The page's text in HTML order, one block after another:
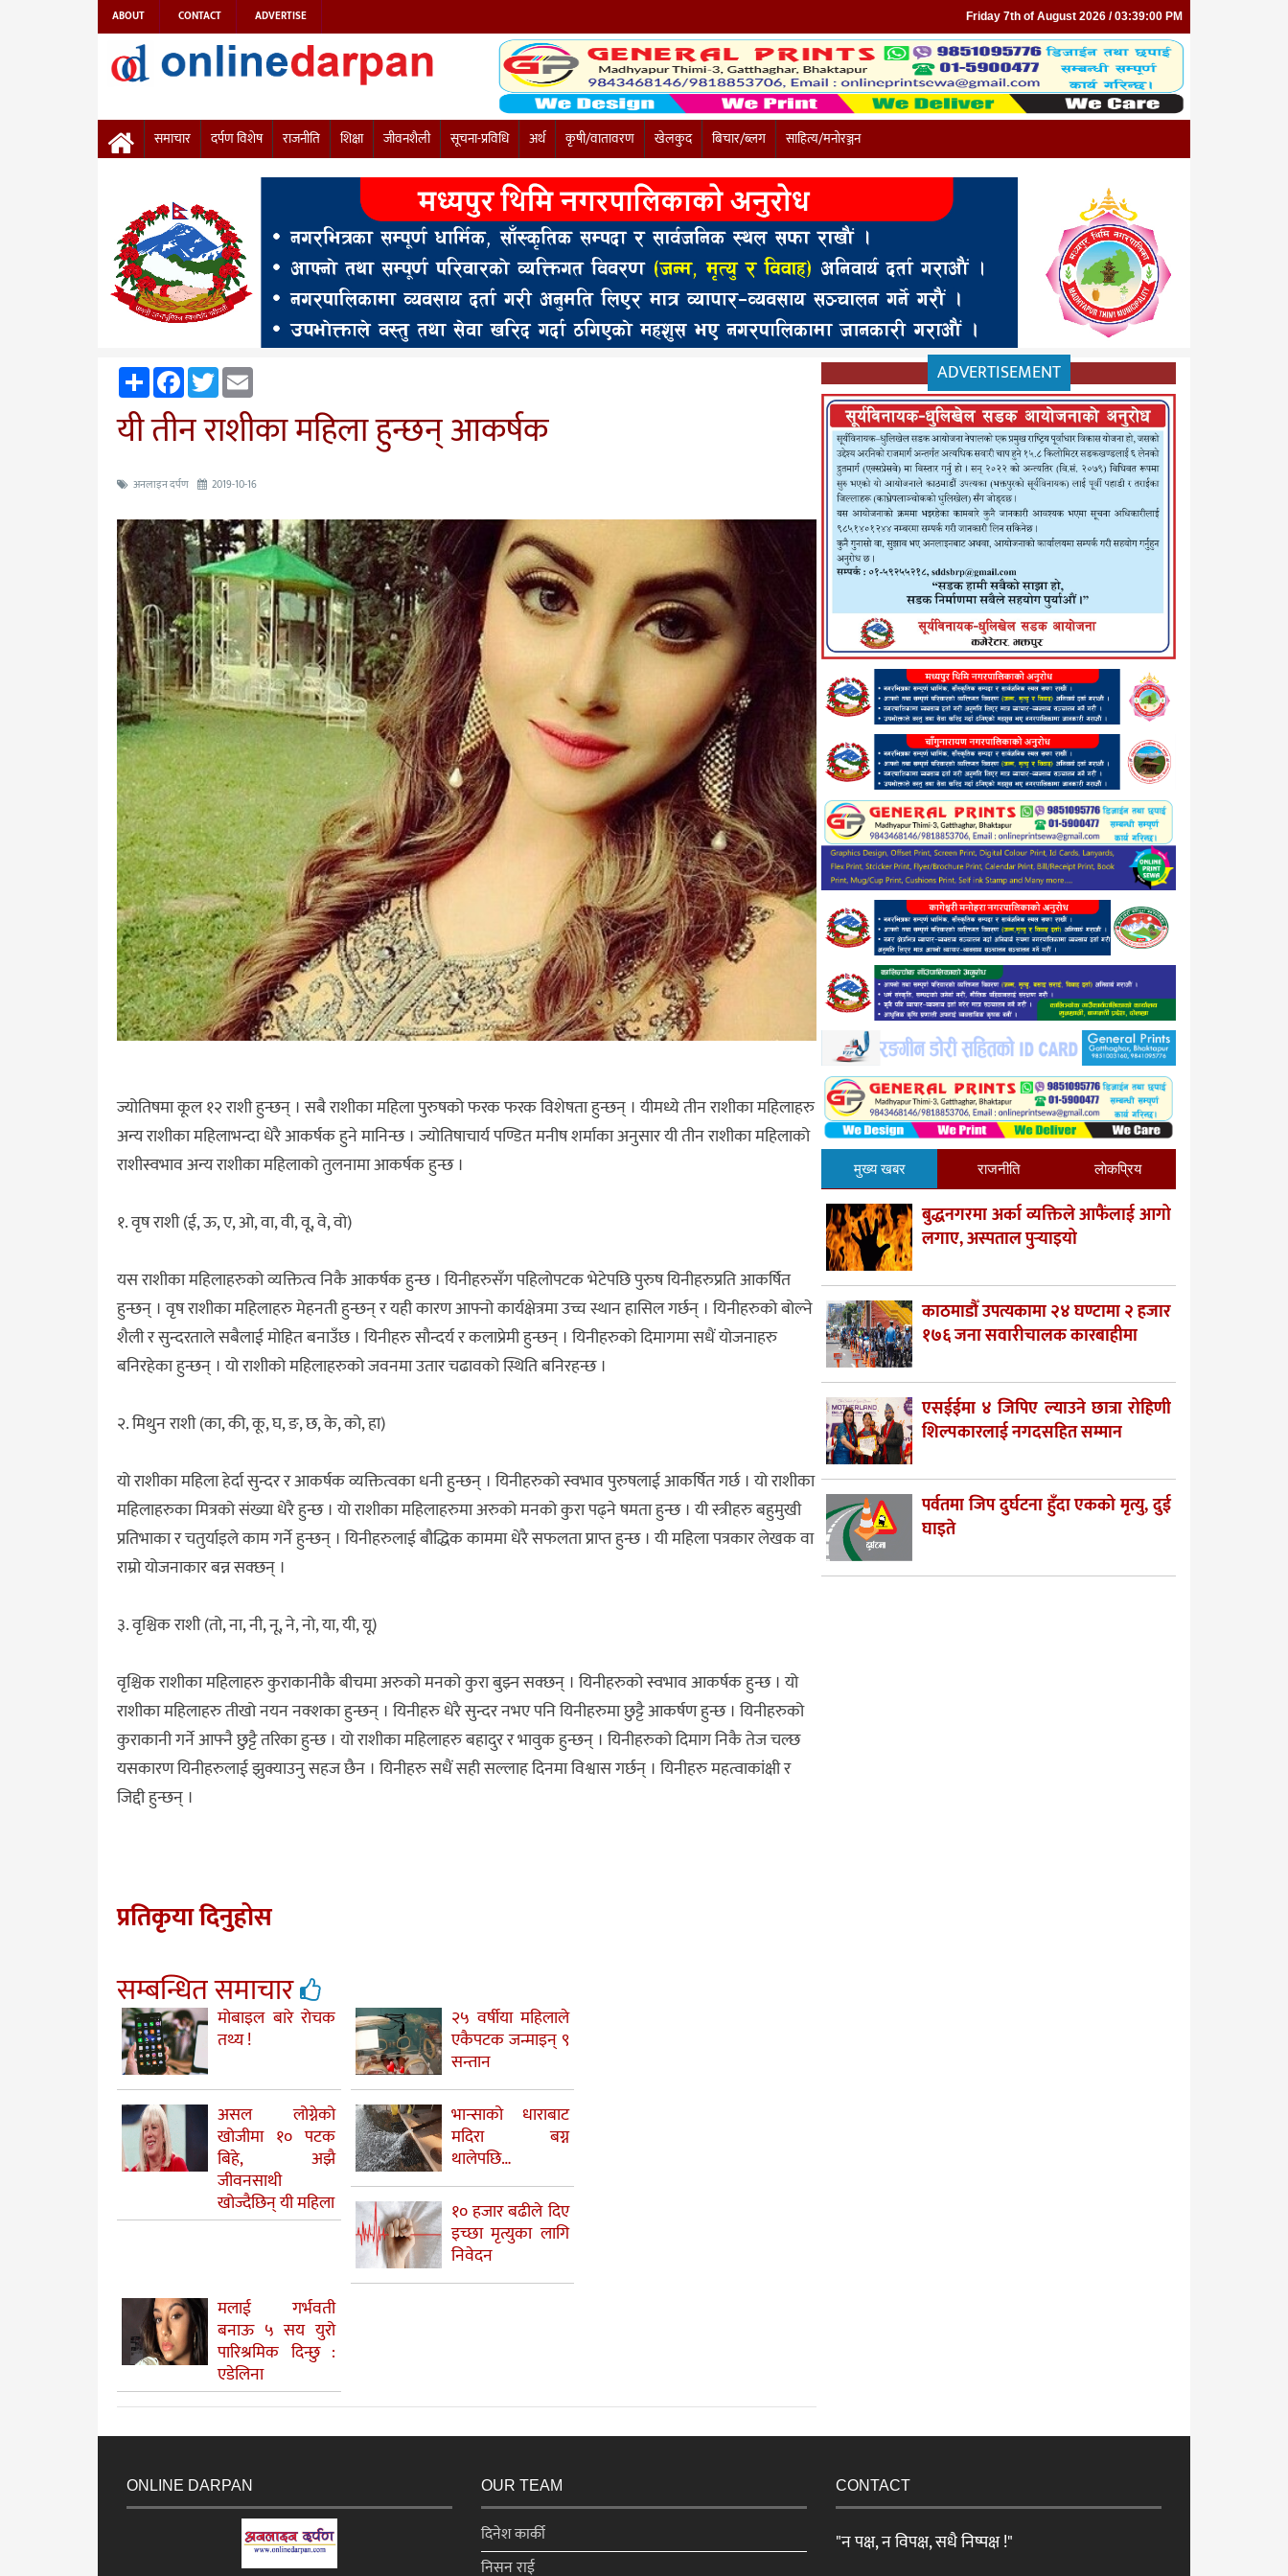
ABOUT CONTACT ADVERTISE Friday 7th of August 2026 / 03:39:00 PM
समाचार दर्पण विशेष राजनीति शिक्षा जीवनशैली सूचना-प्रविधि अर्थ कृषी/वातावरण खेलकुद बिचार/ब्लग साहित्य/मनोरञ्जन
ShareFacebook
Twitter
यी तीन राशीका महिला हुन्छन् आकर्षक
अनलाइन दर्पण 2019-10-16
ज्योतिषमा कूल १२ राशी हुन्छन् । सबै राशीका महिला पुरुषको फरक फरक विशेषता हुन्छन् । यीमध्ये तीन राशीका महिलाहरु
अन्य राशीका महिलाभन्दा धेरै आकर्षक हुने मानिन्छ । ज्योतिषाचार्य पण्डित मनीष शर्माका अनुसार यी तीन राशीका महिलाको
राशीस्वभाव अन्य राशीका महिलाको तुलनामा आकर्षक हुन्छ ।
१. वृष राशी (ई, ऊ, ए, ओ, वा, वी, वू, वे, वो)
यस राशीका महिलाहरुको व्यक्तित्व निकै आकर्षक हुन्छ । यिनीहरुसँग पहिलोपटक भेटेपछि पुरुष यिनीहरुप्रति आकर्षित
हुन्छन् । वृष राशीका महिलाहरु मेहनती हुन्छन् र यही कारण आफ्नो कार्यक्षेत्रमा उच्च स्थान हासिल गर्छन् । यिनीहरुको बोल्ने
शैली र सुन्दरताले सबैलाई मोहित बनाउँछ । यिनीहरु सौन्दर्य र कलाप्रेमी हुन्छन् । यिनीहरुको दिमागमा सधैं योजनाहरु
बनिरहेका हुन्छन् । यो राशीको महिलाहरुको जवनमा उतार चढावको स्थिति बनिरहन्छ ।
२. मिथुन राशी (का, की, कू, घ, ङ, छ, के, को, हा)
यो राशीका महिला हेर्दा सुन्दर र आकर्षक व्यक्तित्वका धनी हुन्छन् । यिनीहरुको स्वभाव पुरुषलाई आकर्षित गर्छ । यो राशीका
महिलाहरुका मित्रको संख्या धेरै हुन्छ । यो राशीका महिलाहरुमा अरुको मनको कुरा पढ्ने षमता हुन्छ । यी स्त्रीहरु बहुमुखी
प्रतिभाका र चतुर्याइले काम गर्ने हुन्छन् । यिनीहरुलाई बौद्धिक काममा धेरै सफलता प्राप्त हुन्छ । यी महिला पत्रकार लेखक वा
राम्रो योजनाकार बन्न सक्छन् ।
३. वृश्चिक राशी (तो, ना, नी, नू, ने, नो, या, यी, यू)
वृश्चिक राशीका महिलाहरु कुराकानीकै बीचमा अरुको मनको कुरा बुझ्न सक्छन् । यिनीहरुको स्वभाव आकर्षक हुन्छ । यो
राशीका महिलाहरु तीखो नयन नक्शका हुन्छन् । यिनीहरु धेरै सुन्दर नभए पनि यिनीहरुमा छुट्टै आकर्षण हुन्छ । यिनीहरुको
कुराकानी गर्ने आफ्नै छुट्टै तरिका हुन्छ । यो राशीका महिलाहरु बहादुर र भावुक हुन्छन् । यिनीहरुको दिमाग निकै तेज चल्छ
यसकारण यिनीहरुलाई झुक्याउनु सहज छैन । यिनीहरु सधैं सही सल्लाह दिनमा विश्वास गर्छन् । यिनीहरु महत्वाकांक्षी र
जिद्दी हुन्छन् ।
प्रतिकृया दिनुहोस
सम्बन्धित समाचार
मोबाइल बारे राेचक
तथ्य !
२५ वर्षीया महिलाले
एकैपटक जन्माइन् ९
सन्तान
असल लोग्नेको
खोजीमा १० पटक
बिहे, अझै
जीवनसाथी
खोज्दैछिन् यी महिला
भान्साको धाराबाट
मदिरा बग्न
थालेपछि…
१० हजार बढीले दिए
इच्छा मृत्युका लागि
निवेदन
मलाई गर्भवती
बनाऊ ५ सय युरो
पारिश्रमिक दिन्छु :
एडेलिना
ADVERTISEMENT
मुख्य खबर राजनीति लाेकप्रिय
बुद्धनगरमा अर्का व्यक्तिले आफैंलाई आगो
लगाए, अस्पताल पुर्‍याइयो
काठमाडौँ उपत्यकामा २४ घण्टामा २ हजार
१७६ जना सवारीचालक कारबाहीमा
एसईईमा ४ जिपिए ल्याउने छात्रा रोहिणी
शिल्पकारलाई नगदसहित सम्मान
पर्वतमा जिप दुर्घटना हुँदा एकको मृत्यु, दुई
घाइते
ONLINE DARPAN OUR TEAM
दिनेश कार्की
निसन राई
CONTACT
"न पक्ष, न विपक्ष, सधै निष्पक्ष !"